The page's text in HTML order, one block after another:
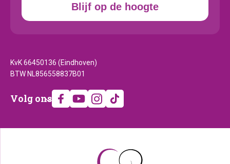
Blijf op de hoogte
KvK 66450136 (Eindhoven)
BTW NL856558837B01
Volg
Volg ons